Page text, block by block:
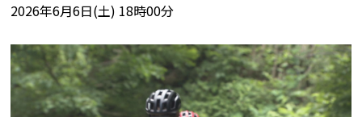
2026年6月6日(土) 18時00分